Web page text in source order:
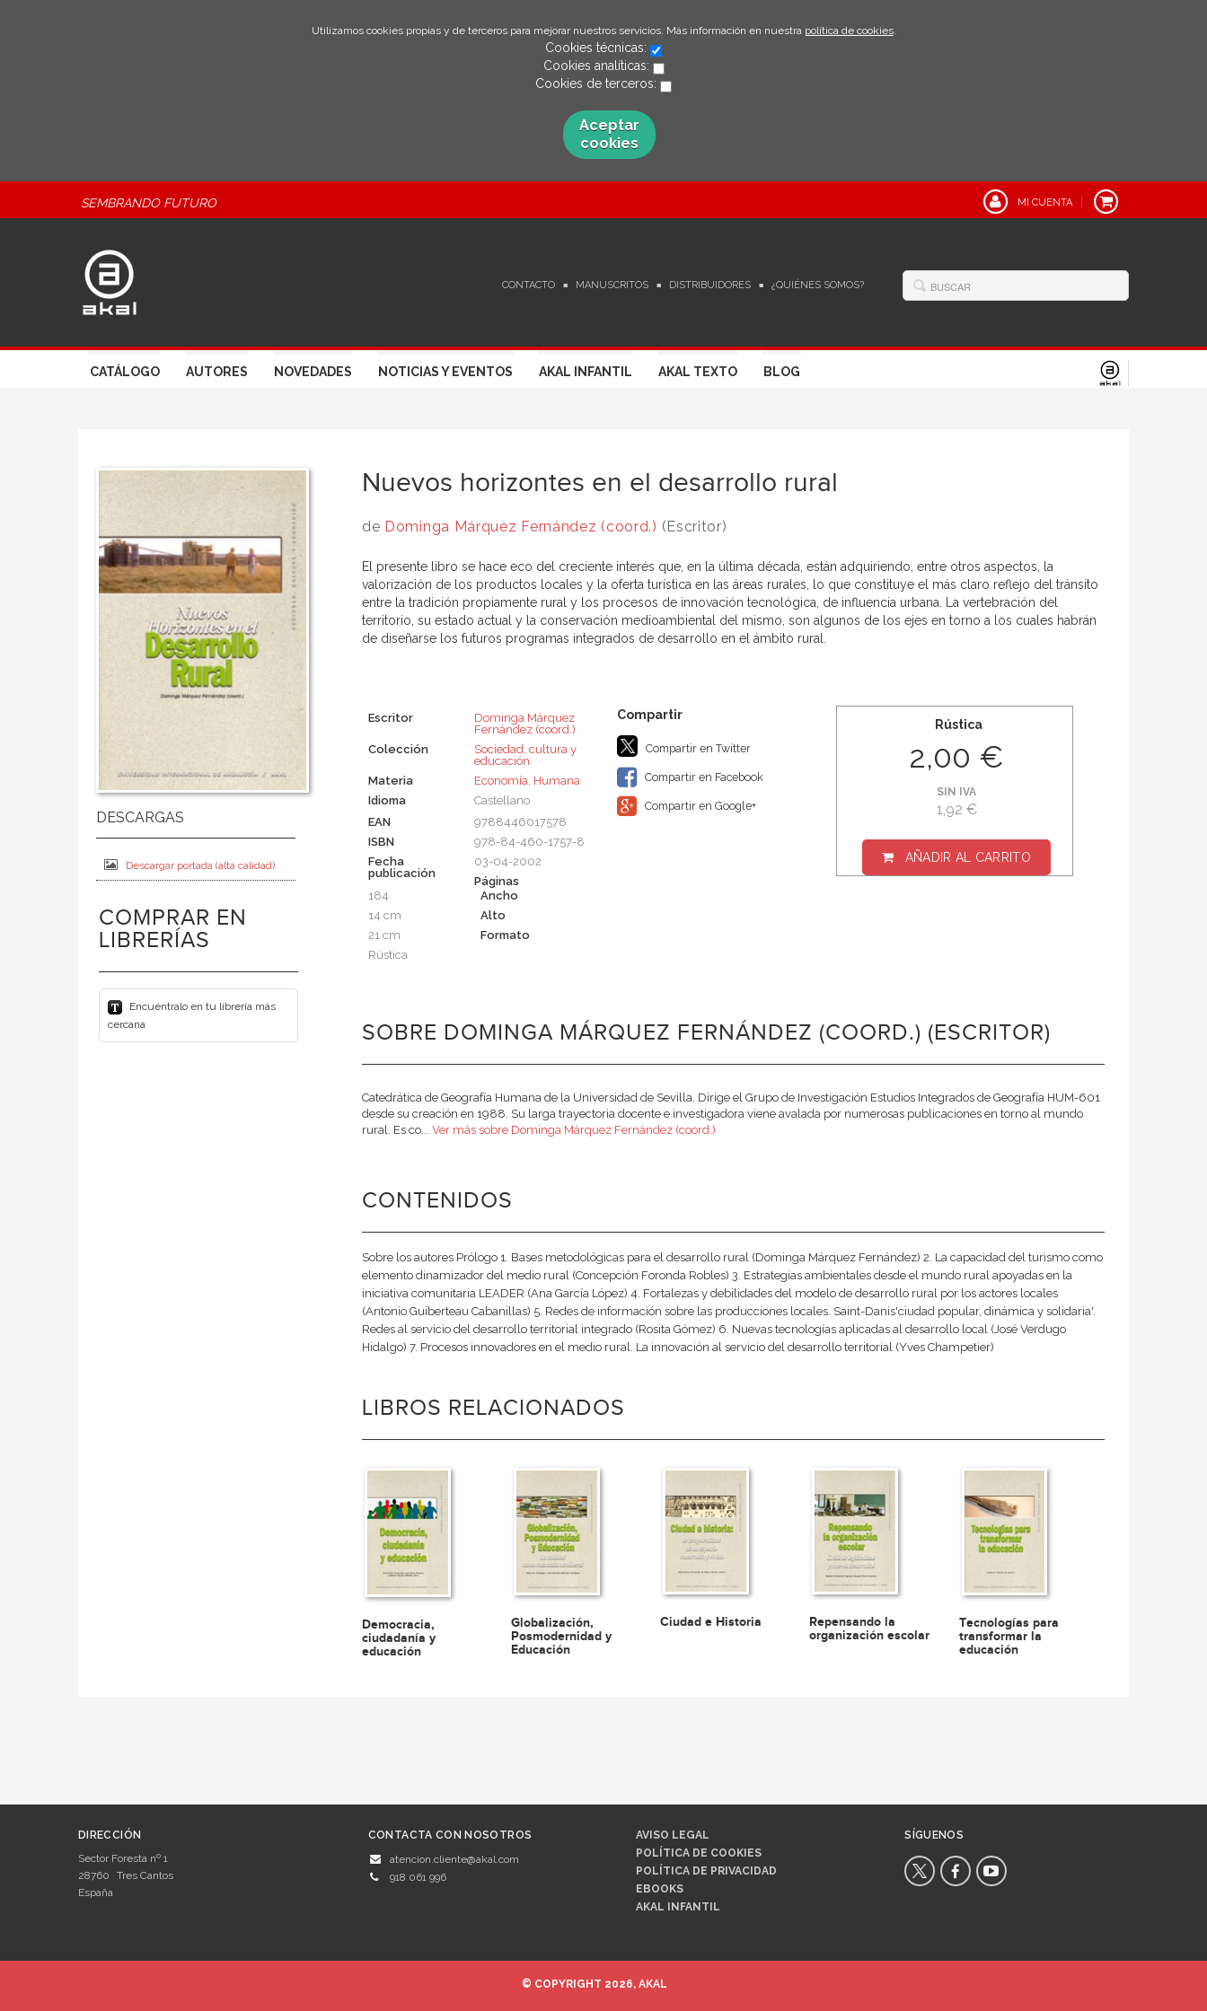
Utilizamos cookies propias y de terceros para mejorar nuestros servicios. Más información en nuestra política de cookies.
Cookies técnicas:
Cookies analíticas:
Cookies de terceros:
Aceptar
cookies
SEMBRANDO FUTURO MI CUENTA
CONTACTO MANUSCRITOS DISTRIBUIDORES ¿QUIÉNES SOMOS?
CATÁLOGO AUTORES NOVEDADES NOTICIAS Y EVENTOS AKAL INFANTIL AKAL TEXTO BLOG
Descargar portada (alta calidad)
COMPRAR EN
LIBRERÍAS
Encuéntralo en tu librería más
cercana
Nuevos horizontes en el desarrollo rural
de Dominga Márquez Fernández (coord.) (Escritor)
El presente libro se hace eco del creciente interés que, en la última década, están adquiriendo, entre otros aspectos, la
valorización de los productos locales y la oferta turística en las áreas rurales, lo que constituye el más claro reflejo del tránsito
entre la tradición propiamente rural y los procesos de innovación tecnológica, de influencia urbana. La vertebración del
territorio, su estado actual y la conservación medioambiental del mismo, son algunos de los ejes en torno a los cuales habrán
de diseñarse los futuros programas integrados de desarrollo en el ámbito rural.
Escritor
Dominga Márquez
Fernández (coord.)
Colección
Sociedad, cultura y
educación
Materia
Economía, Humana
Idioma
Castellano
EAN
9788446017578
ISBN
978-84-460-1757-8
Fecha
publicación
03-04-2002
Páginas
184
Ancho
14 cm
Alto
21 cm
Formato
Rústica
Compartir en Twitter
Compartir en Facebook
Compartir en Google+
Rústica
2,00 €
SIN IVA
1,92 €
AÑADIR AL CARRITO
SOBRE DOMINGA MÁRQUEZ FERNÁNDEZ (COORD.) (ESCRITOR)
Catedrática de Geografía Humana de la Universidad de Sevilla. Dirige el Grupo de Investigación Estudios Integrados de Geografía HUM-601
desde su creación en 1988. Su larga trayectoria docente e investigadora viene avalada por numerosas publicaciones en torno al mundo
rural. Es co... Ver más sobre Dominga Márquez Fernández (coord.)
CONTENIDOS
Sobre los autores Prólogo 1. Bases metodológicas para el desarrollo rural (Dominga Márquez Fernández) 2. La capacidad del turismo como
elemento dinamizador del medio rural (Concepción Foronda Robles) 3. Estrategias ambientales desde el mundo rural apoyadas en la
iniciativa comunitaria LEADER (Ana García López) 4. Fortalezas y debilidades del modelo de desarrollo rural por los actores locales
(Antonio Guiberteau Cabanillas) 5. Redes de información sobre las producciones locales. Saint-Danis'ciudad popular, dinámica y solidaria'.
Redes al servicio del desarrollo territorial integrado (Rosita Gómez) 6. Nuevas tecnologías aplicadas al desarrollo local (José Verdugo
Hidalgo) 7. Procesos innovadores en el medio rural. La innovación al servicio del desarrollo territorial (Yves Champetier)
LIBROS RELACIONADOS
Democracia,
ciudadanía y
educación
Globalización,
Posmodernidad y
Educación
Ciudad e Historia
Repensando la
organización escolar
Tecnologías para
transformar la
educación
DIRECCIÓN
Sector Foresta nº 1
28760
Tres Cantos
España
CONTACTA CON NOSOTROS
atencion.cliente@akal.com
918 061 996
AVISO LEGAL
POLÍTICA DE COOKIES
POLÍTICA DE PRIVACIDAD
EBOOKS
AKAL INFANTIL
SÍGUENOS
© COPYRIGHT 2026, AKAL